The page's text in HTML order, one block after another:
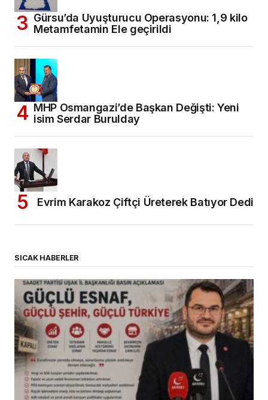
Gürsu’da Uyuşturucu Operasyonu: 1,9 kilo
Metamfetamin Ele geçirildi
MHP Osmangazi’de Başkan Değişti: Yeni
isim Serdar Burulday
Evrim Karakoz Çiftçi Üreterek Batıyor Dedi
SICAK HABERLER